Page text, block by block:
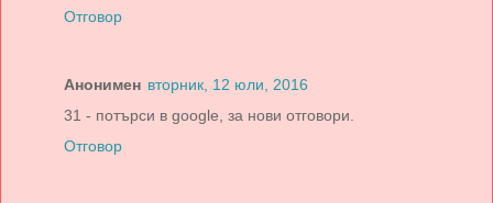
Отговор
Анонимен вторник, 12 юли, 2016
31 - потърси в google, за нови отговори.
Отговор